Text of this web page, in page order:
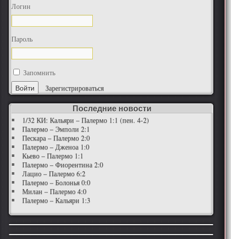
Логин
Пароль
Запомнить
Зарегистрироваться
Последние новости
1/32 КИ: Кальяри – Палермо 1:1 (пен. 4-2)
Палермо – Эмполи 2:1
Пескара – Палермо 2:0
Палермо – Дженоа 1:0
Кьево – Палермо 1:1
Палермо – Фиорентина 2:0
Лацио – Палермо 6:2
Палермо – Болонья 0:0
Милан – Палермо 4:0
Палермо – Кальяри 1:3